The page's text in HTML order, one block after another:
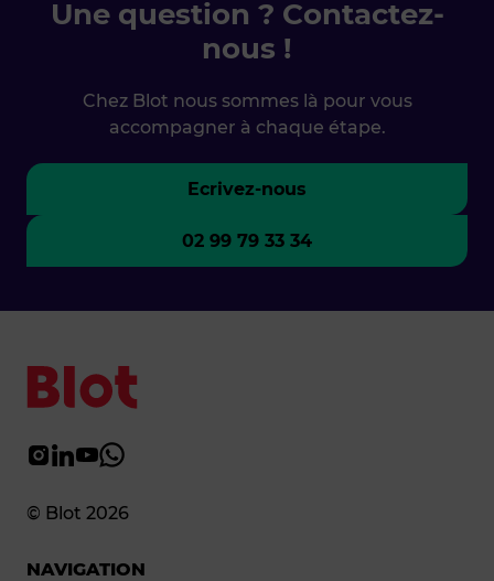
Une question ? Contactez-
nous !
Chez Blot nous sommes là pour vous
accompagner à chaque étape.
Ecrivez-nous
02 99 79 33 34
© Blot 2026
NAVIGATION